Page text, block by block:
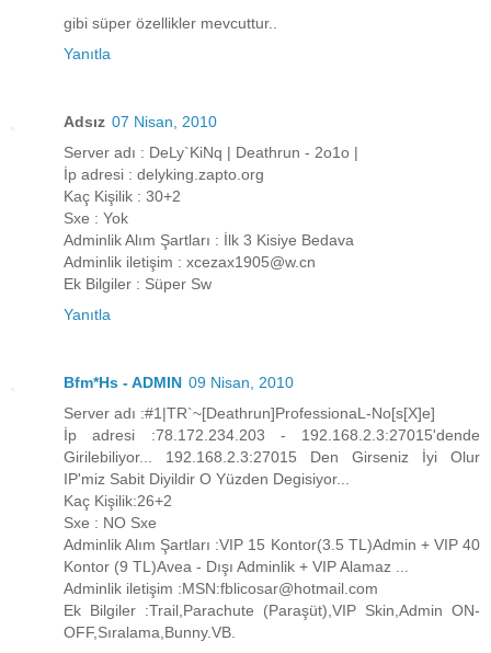
gibi süper özellikler mevcuttur..
Yanıtla
Adsız 07 Nisan, 2010
Server adı : DeLy`KiNq | Deathrun - 2o1o |
İp adresi : delyking.zapto.org
Kaç Kişilik : 30+2
Sxe : Yok
Adminlik Alım Şartları : İlk 3 Kisiye Bedava
Adminlik iletişim : xcezax1905@w.cn
Ek Bilgiler : Süper Sw
Yanıtla
Bfm*Hs - ADMIN 09 Nisan, 2010
Server adı :#1|TR`~[Deathrun]ProfessionaL-No[s[X]e]
İp adresi :78.172.234.203 - 192.168.2.3:27015'dende
Girilebiliyor... 192.168.2.3:27015 Den Girseniz İyi Olur
IP'miz Sabit Diyildir O Yüzden Degisiyor...
Kaç Kişilik:26+2
Sxe : NO Sxe
Adminlik Alım Şartları :VIP 15 Kontor(3.5 TL)Admin + VIP 40
Kontor (9 TL)Avea - Dışı Adminlik + VIP Alamaz ...
Adminlik iletişim :MSN:fblicosar@hotmail.com
Ek Bilgiler :Trail,Parachute (Paraşüt),VIP Skin,Admin ON-
OFF,Sıralama,Bunny.VB.